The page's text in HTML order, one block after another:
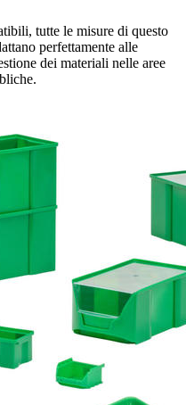
tutte le misure di questo
perfettamente alle
dei materiali nelle aree